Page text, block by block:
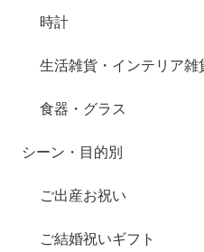
時計
生活雑貨・インテリア雑
食器・グラス
シーン・目的別
ご出産お祝い
ご結婚祝いギフト